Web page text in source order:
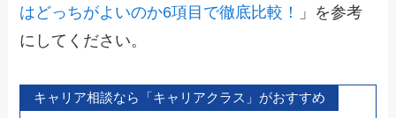
はどっちがよいのか6項目で徹底比較！
」を参考
にしてください。
キャリア相談なら「キャリアクラス」がおすすめ